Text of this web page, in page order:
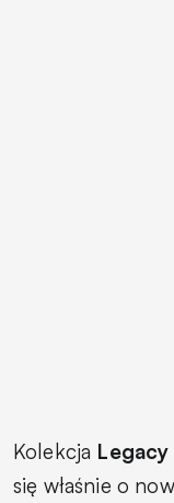
Kolekcja
się właśnie o